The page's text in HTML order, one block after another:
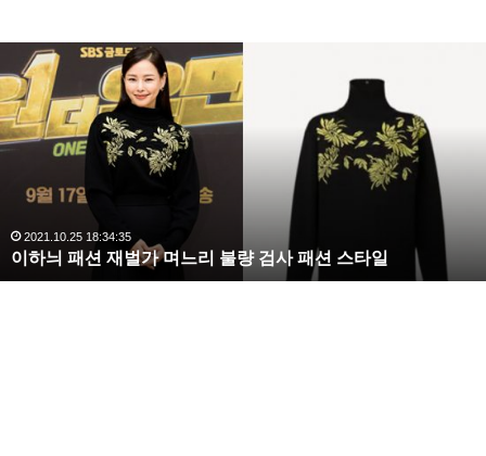
수
해
라
김
완
벽
한
2020.10.03 10:59:30
복수해라 김사랑, 완벽한 S라인 몸매 시선 압도